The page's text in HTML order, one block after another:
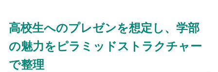
高校生へのプレゼンを想定し、学部
の魅力をピラミッドストラクチャー
で整理